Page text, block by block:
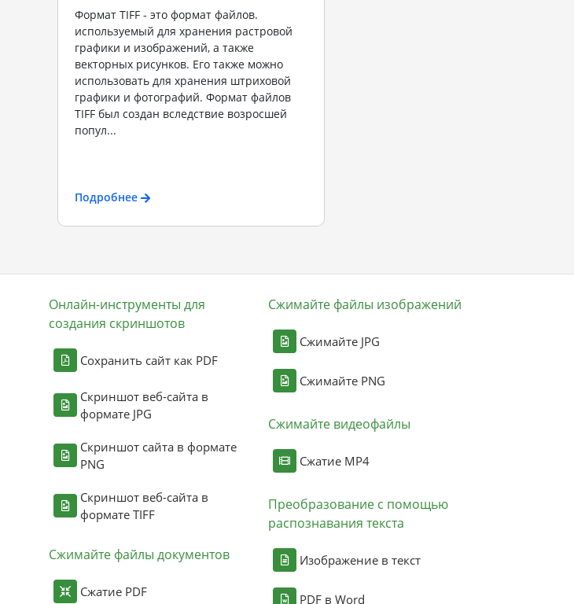
Формат TIFF - это формат файлов.
используемый для хранения растровой
графики и изображений, а также
векторных рисунков. Его также можно
использовать для хранения штриховой
графики и фотографий. Формат файлов
TIFF был создан вследствие возросшей
попул...
Подробнее
Онлайн-инструменты для
создания скриншотов
Сохранить сайт как PDF
Скриншот веб-сайта в
формате JPG
Скриншот сайта в формате
PNG
Скриншот веб-сайта в
формате TIFF
Сжимайте файлы документов
Сжатие PDF
Сжимайте файлы изображений
Сжимайте JPG
Сжимайте PNG
Сжимайте видеофайлы
Сжатие MP4
Преобразование с помощью
распознавания текста
Изображение в текст
PDF в Word